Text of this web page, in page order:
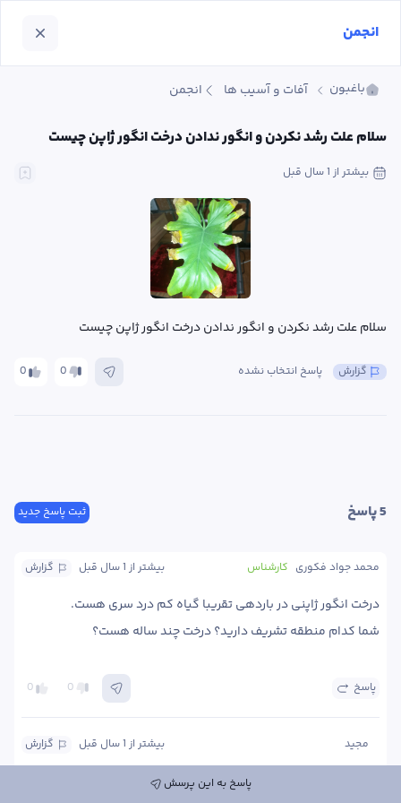
باغبون آفات و آسیب ها انجمن
سلام علت رشد نکردن و انگور ندادن درخت انگور ژاپن چیست
بیشتر از 1 سال قبل
سلام علت رشد نکردن و انگور ندادن درخت انگور ژاپن چیست
0 0 پاسخ انتخاب نشده گزارش
ثبت پاسخ جدید 5 پاسخ
گزارش بیشتر از 1 سال قبل کارشناس محمد جواد فکوری
شما کدام منطقه تشریف دارید؟ درخت چند ساله هست؟
0 0 پاسخ
گزارش بیشتر از 1 سال قبل مجید
پاسخ به این پرسش
انجمن